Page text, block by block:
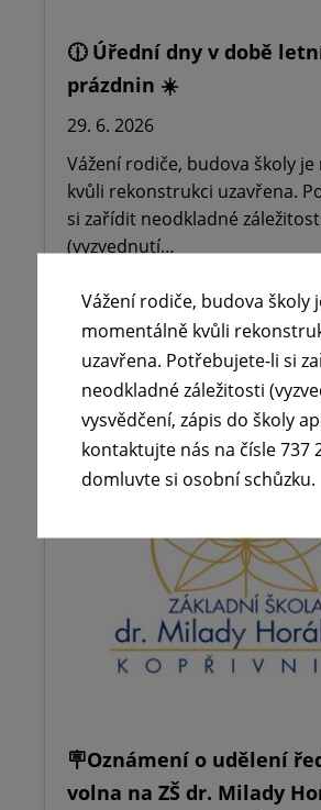
🕧 Úřední dny v době
prázdnin ☀️
29. 6. 2026
Vážení rodiče, budova školy
kvůli rekonstrukci uzavřena.
si zařídit neodkladné
(vyzvednutí…
🪧Oznámení o udělení
volna na ZŠ dr. Milady
Vážení rodiče, budova školy
momentálně kvůli
uzavřena. Potřebujete-li si
neodkladné záležitosti
vysvědčení, zápis do školy
kontaktujte nás na čísle 737
domluvte si osobní schůzku.